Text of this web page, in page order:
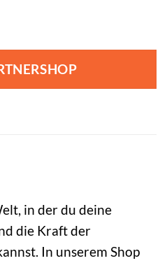
in der du deine
die Kraft der
In unserem Shop